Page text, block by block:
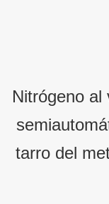
Nitrógeno al
tarro del